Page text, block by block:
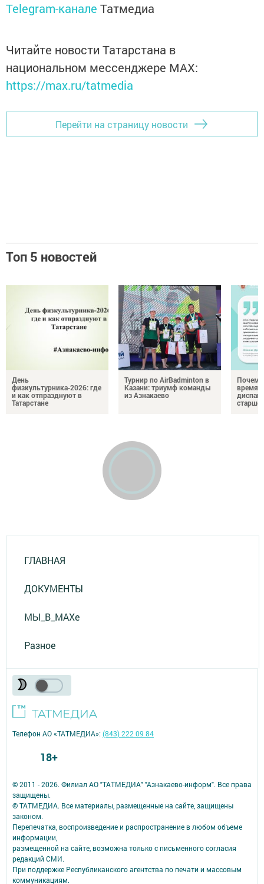
Telegram-канале Татмедиа
Читайте новости Татарстана в
национальном мессенджере MАХ:
https://max.ru/tatmedia
Перейти на страницу новости
Топ 5 новостей
День
физкультурника‑2026: где
и как отпразднуют в
Татарстане
Турнир по AirBadminton в
Казани: триумф команды
из Азнакаево
Почему
время
ГЛАВНАЯ
ДОКУМЕНТЫ
МЫ_В_MAXе
Разное
© 2011 - 2026. Филиал АО "ТАТМЕДИА" "Азнакаево-информ". Все права
защищены.
© ТАТМЕДИА. Все материалы, размещенные на сайте, защищены
законом.
Перепечатка, воспроизведение и распространение в любом объеме
информации,
размещенной на сайте, возможна только с письменного согласия
редакций СМИ.
При поддержке Республиканского агентства по печати и массовым
коммуникациям.
Телефон АО «ТАТМЕДИА»:(843) 222 09 84
18+